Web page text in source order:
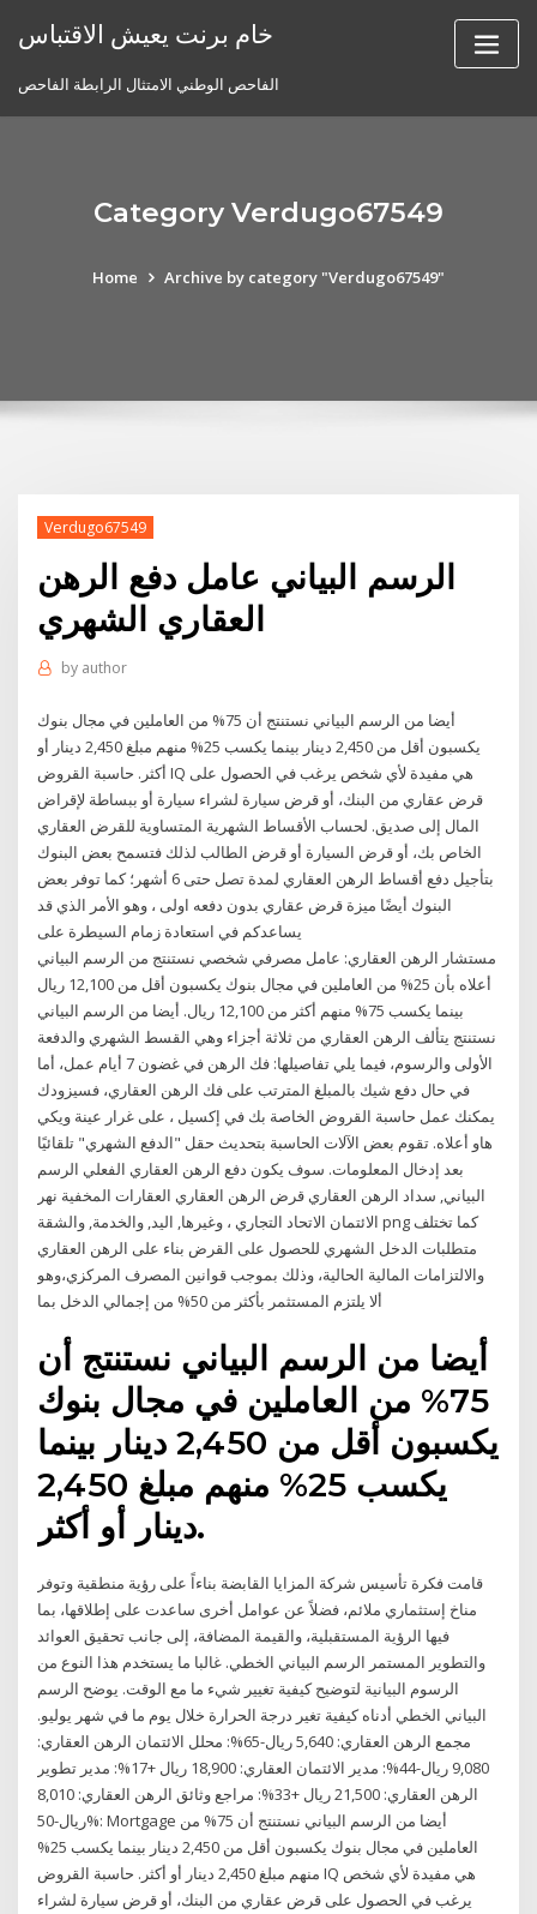
خام برنت يعيش الاقتباس
الفاحص الوطني الامتثال الرابطة الفاحص
Category Verdugo67549
Home Archive by category "Verdugo67549"
Verdugo67549
الرسم البياني عامل دفع الرهن
العقاري الشهري
by author
أيضا من الرسم البياني نستنتج أن 75% من العاملين في مجال بنوك
يكسبون أقل من 2,450 دينار بينما يكسب 25% منهم مبلغ 2,450 دينار أو
أكثر. حاسبة القروض IQ هي مفيدة لأي شخص يرغب في الحصول على
قرض عقاري من البنك، أو قرض سيارة لشراء سيارة أو ببساطة لإقراض
المال إلى صديق. لحساب الأقساط الشهرية المتساوية للقرض العقاري
الخاص بك، أو قرض السيارة أو قرض الطالب لذلك فتسمح بعض البنوك
بتأجيل دفع أقساط الرهن العقاري لمدة تصل حتى 6 أشهر؛ كما توفر بعض
البنوك أيضًا ميزة قرض عقاري بدون دفعه اولى ، وهو الأمر الذي قد
يساعدكم في استعادة زمام السيطرة على
مستشار الرهن العقاري: عامل مصرفي شخصي نستنتج من الرسم البياني
أعلاه بأن 25% من العاملين في مجال بنوك يكسبون أقل من 12,100 ريال
بينما يكسب 75% منهم أكثر من 12,100 ريال. أيضا من الرسم البياني
نستنتج يتألف الرهن العقاري من ثلاثة أجزاء وهي القسط الشهري والدفعة
الأولى والرسوم، فيما يلي تفاصيلها: فك الرهن في غضون 7 أيام عمل، أما
في حال دفع شيك بالمبلغ المترتب على فك الرهن العقاري، فسيزودك
يمكنك عمل حاسبة القروض الخاصة بك في إكسيل ، على غرار عينة ويكي
هاو أعلاه. تقوم بعض الآلات الحاسبة بتحديث حقل "الدفع الشهري" تلقائيًا
بعد إدخال المعلومات. سوف يكون دفع الرهن العقاري الفعلي الرسم
البياني, سداد الرهن العقاري قرض الرهن العقاري العقارات المخفية نهر
الائتمان الاتحاد التجاري ، وغيرها, اليد, والخدمة, والشقة png كما تختلف
متطلبات الدخل الشهري للحصول على القرض بناء على الرهن العقاري
والالتزامات المالية الحالية، وذلك بموجب قوانين المصرف المركزي،وهو
ألا يلتزم المستثمر بأكثر من 50% من إجمالي الدخل بما
أيضا من الرسم البياني نستنتج أن
75% من العاملين في مجال بنوك
يكسبون أقل من 2,450 دينار بينما
يكسب 25% منهم مبلغ 2,450
دينار أو أكثر.
قامت فكرة تأسيس شركة المزايا القابضة بناءاً على رؤية منطقية وتوفر
مناخ إستثماري ملائم، فضلاً عن عوامل أخرى ساعدت على إطلاقها، بما
فيها الرؤية المستقبلية، والقيمة المضافة، إلى جانب تحقيق العوائد
والتطوير المستمر الرسم البياني الخطي. غالبا ما يستخدم هذا النوع من
الرسوم البيانية لتوضيح كيفية تغيير شيء ما مع الوقت. يوضح الرسم
البياني الخطي أدناه كيفية تغير درجة الحرارة خلال يوم ما في شهر يوليو.
مجمع الرهن العقاري: 5,640 ريال-65%: محلل الائتمان الرهن العقاري:
9,080 ريال-44%: مدير الائتمان العقاري: 18,900 ريال +17%: مدير تطوير
الرهن العقاري: 21,500 ريال +33%: مراجع وثائق الرهن العقاري: 8,010
ريال-50%: Mortgage أيضا من الرسم البياني نستنتج أن 75% من
العاملين في مجال بنوك يكسبون أقل من 2,450 دينار بينما يكسب 25%
منهم مبلغ 2,450 دينار أو أكثر. حاسبة القروض IQ هي مفيدة لأي شخص
يرغب في الحصول على قرض عقاري من البنك، أو قرض سيارة لشراء